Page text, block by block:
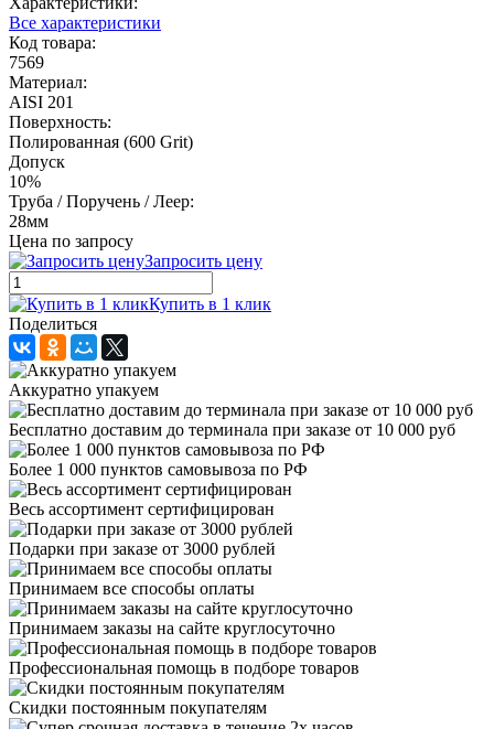
Все характеристики
Код товара:
7569
Материал:
AISI 201
Поверхность:
Полированная (600 Grit)
Допуск
10%
Труба / Поручень / Леер:
28мм
Цена по запросу
Запросить цену
Купить в 1 клик
Поделиться
Аккуратно упакуем
Бесплатно доставим до терминала при заказе от 10 000 руб
Более 1 000 пунктов самовывоза по РФ
Весь ассортимент сертифицирован
Подарки при заказе от 3000 рублей
Принимаем все способы оплаты
Принимаем заказы на сайте круглосуточно
Профессиональная помощь в подборе товаров
Скидки постоянным покупателям